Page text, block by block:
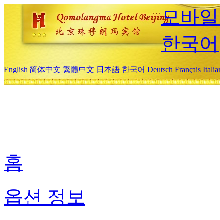
모바
한국어
English 简体中文 繁體中文 日本語 한국어 Deutsch Français
홈
옵션 정보